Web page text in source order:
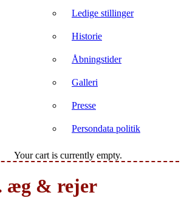
Ledige stillinger
Historie
Åbningstider
Galleri
Presse
Persondata politik
Your cart is currently empty.
æg & rejer